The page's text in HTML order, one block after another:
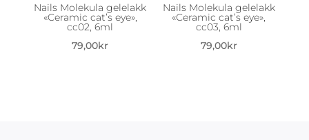
Nails Molekula gelelakk
«Ceramic cat’s eye»,
cc02, 6ml
79,00kr
Nails Molekula gelelakk
«Ceramic cat’s eye»,
cc03, 6ml
79,00kr